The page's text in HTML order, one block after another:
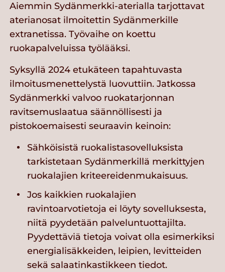
Aiemmin Sydänmerkki-aterialla tarjottavat
aterianosat ilmoitettin Sydänmerkille
extranetissa. Työvaihe on koettu
ruokapalveluissa työlääksi.
Syksyllä 2024 etukäteen tapahtuvasta
ilmoitusmenettelystä luovuttiin. Jatkossa
Sydänmerkki valvoo ruokatarjonnan
ravitsemuslaatua säännöllisesti ja
pistokoemaisesti seuraavin keinoin:
Sähköisistä ruokalistasovelluksista
tarkistetaan Sydänmerkillä merkittyjen
ruokalajien kriteereidenmukaisuus.
Jos kaikkien ruokalajien
ravintoarvotietoja ei löyty sovelluksesta,
niitä pyydetään palveluntuottajilta.
Pyydettäviä tietoja voivat olla esimerkiksi
energialisäkkeiden, leipien, levitteiden
sekä salaatinkastikkeen tiedot.